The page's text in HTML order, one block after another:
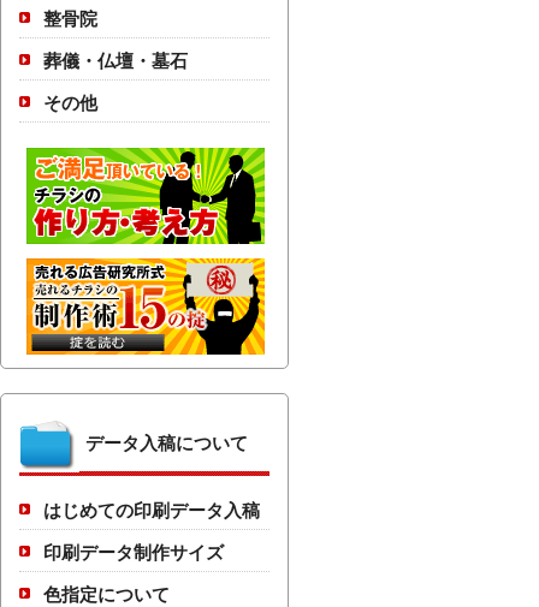
整骨院
葬儀・仏壇・墓石
その他
データ入稿について
はじめての印刷データ入稿
印刷データ制作サイズ
色指定について